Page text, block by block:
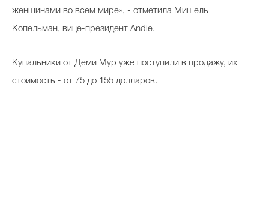
женщинами во всем мире», - отметила Мишель
Копельман, вице-президент Andie.
Купальники от Деми Мур уже поступили в продажу, их
стоимость - от 75 до 155 долларов.